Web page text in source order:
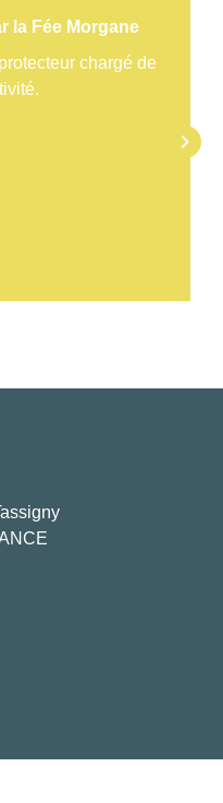
la Fée Morgane
chargé de
keyboard_arrow_right